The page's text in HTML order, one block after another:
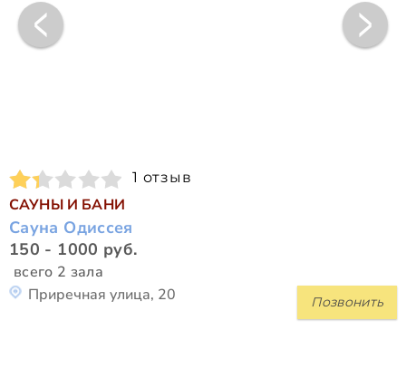
1 отзыв
САУНЫ И БАНИ
Сауна Одиссея
150 - 1000 руб.
всего 2 зала
Позвонить
Приречная улица, 20